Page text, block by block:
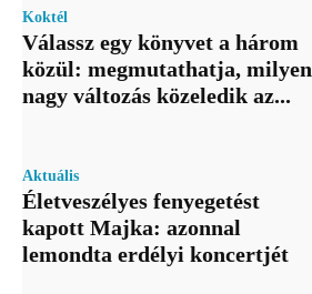
Koktél
Válassz egy könyvet a három
közül: megmutathatja, milyen
nagy változás közeledik az...
Aktuális
Életveszélyes fenyegetést
kapott Majka: azonnal
lemondta erdélyi koncertjét